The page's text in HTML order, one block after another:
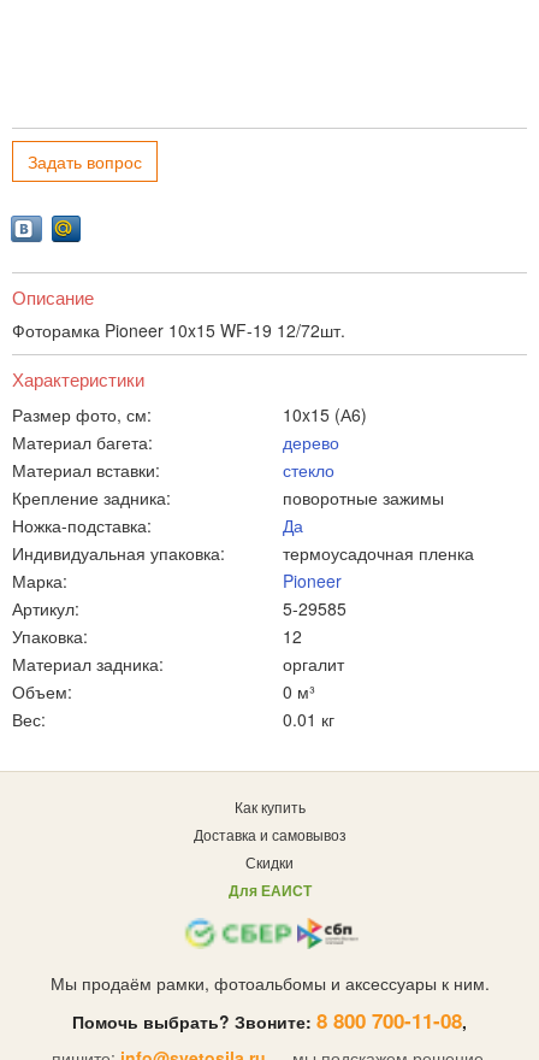
Задать вопрос
Описание
Фоторамка Pioneer 10x15 WF-19 12/72шт.
Характеристики
Размер фото, см:
10x15 (А6)
Материал багета:
дерево
Материал вставки:
стекло
Крепление задника:
поворотные зажимы
Ножка-подставка:
Да
Индивидуальная упаковка:
термоусадочная пленка
Марка:
Pioneer
Артикул:
5-29585
Упаковка:
12
Материал задника:
оргалит
Объем:
0 м³
Вес:
0.01 кг
Как купить
Доставка и самовывоз
Скидки
Для ЕАИСТ
Мы продаём рамки, фотоальбомы и аксессуары к ним.
Помочь выбрать? Звоните: 8 800 700-11-08,